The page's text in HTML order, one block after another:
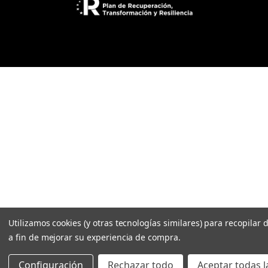
i
Utilizamos cookies (y otras tecnologías similares) para recopilar
a fin de mejorar su experiencia de compra.
Configuración Rechazar todo Aceptar todas